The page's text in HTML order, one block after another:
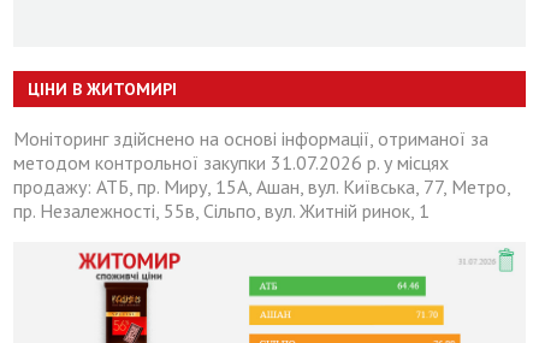
ЦІНИ В ЖИТОМИРІ
Моніторинг здійснено на основі інформації, отриманої за
методом контрольної закупки 31.07.2026 р. у місцях
продажу: АТБ, пр. Миру, 15А, Ашан, вул. Київська, 77, Метро,
пр. Незалежності, 55в, Сільпо, вул. Житній ринок, 1